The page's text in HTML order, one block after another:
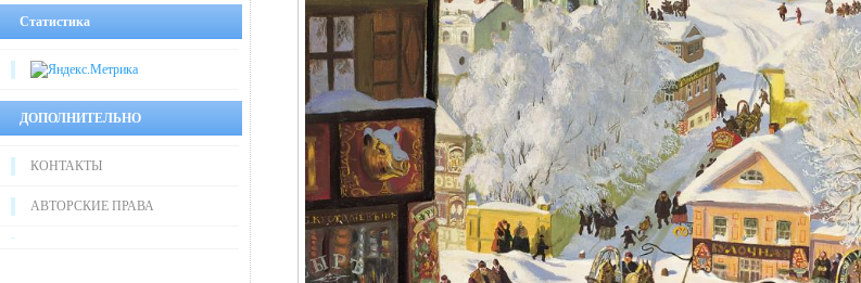
Статистика
ДОПОЛНИТЕЛЬНО
КОНТАКТЫ
АВТОРСКИЕ ПРАВА